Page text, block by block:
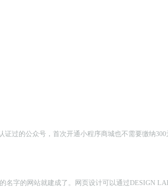
过的公众号，首次开通小程序商城也不需要缴纳
名字的网站就建成了。网页设计可以通过DESIGN